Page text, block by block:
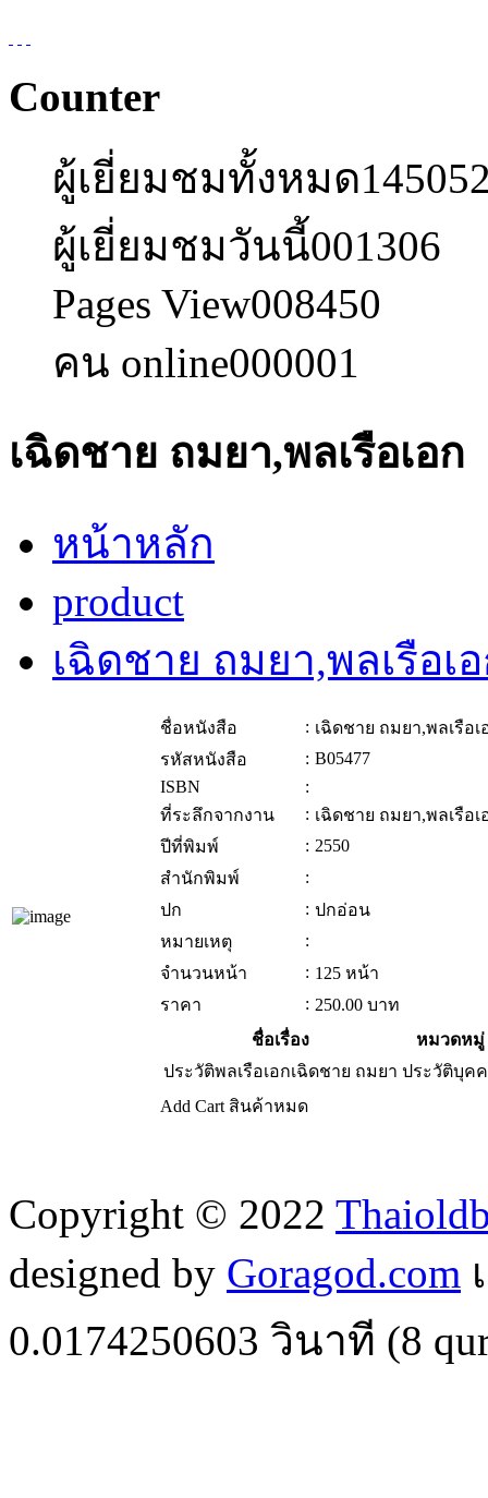
Counter
ผู้เยี่ยมชมทั้งหมด
ผู้เยี่ยมชมวันนี้001306
Pages View008450
คน online000001
เฉิดชาย ถมยา,พลเรือเอก
หน้าหลัก
product
เฉิดชาย ถมยา,พลเรือเ
ชื่อหนังสือ : เฉิดชาย ถมยา,พลเรือเ
รหัสหนังสือ
: B05477
ISBN
:
ที่ระลึกจากงาน
: เฉิดชาย ถมยา,พลเรือเ
ปีที่พิมพ์
: 2550
สำนักพิมพ์
:
ปก
: ปกอ่อน
หมายเหตุ
:
จำนวนหน้า
: 125 หน้า
ราคา
: 250.00 บาท
ชื่อเรื่อง
หมวดหมู่
ประวัติพลเรือเอกเฉิดชาย ถมยา ประวัติบุค
Add Cart สินค้าหมด
Copyright © 2022
designed by Goragod.com
0.0174250603 วินาที (8